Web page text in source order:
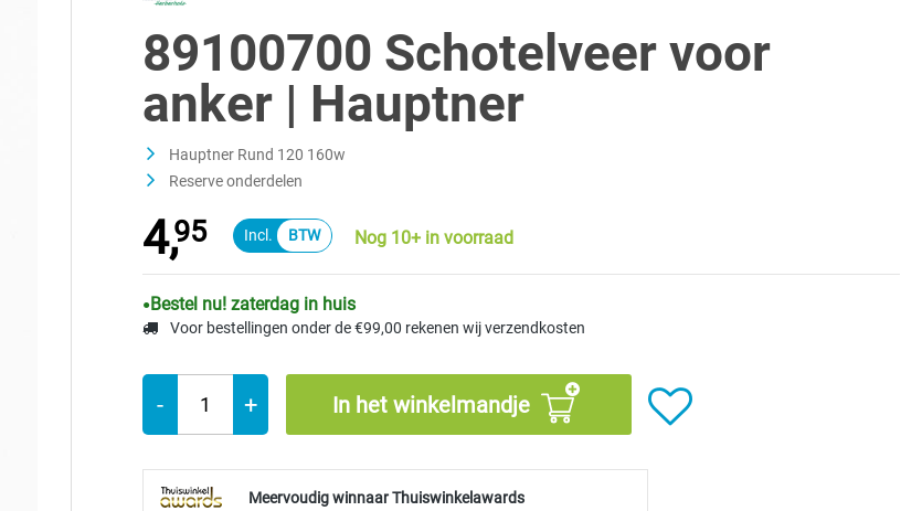
89100700 Schotelveer voor
anker | Hauptner
Hauptner Rund 120 160w
Reserve onderdelen
4,95 Nog 10+ in voorraad
Bestel nu! zaterdag in huis
Voor bestellingen onder de €99,00 rekenen wij verzendkosten
- + In het winkelmandje
Meervoudig winnaar Thuiswinkelawards